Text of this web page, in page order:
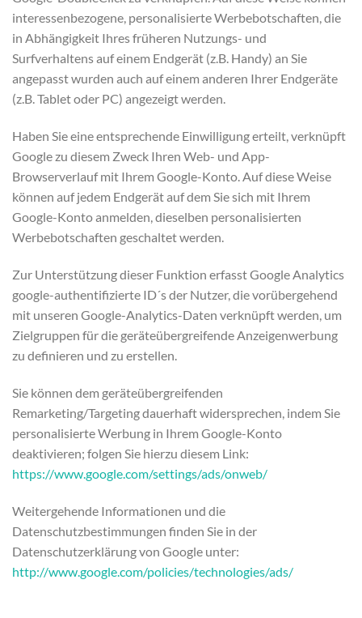
interessenbezogene, personalisierte Werbebotschaften, die
in Abhängigkeit Ihres früheren Nutzungs- und
Surfverhaltens auf einem Endgerät (z.B. Handy) an Sie
angepasst wurden auch auf einem anderen Ihrer Endgeräte
(z.B. Tablet oder PC) angezeigt werden.
Haben Sie eine entsprechende Einwilligung erteilt, verknüpft
Google zu diesem Zweck Ihren Web- und App-
Browserverlauf mit Ihrem Google-Konto. Auf diese Weise
können auf jedem Endgerät auf dem Sie sich mit Ihrem
Google-Konto anmelden, dieselben personalisierten
Werbebotschaften geschaltet werden.
Zur Unterstützung dieser Funktion erfasst Google Analytics
google-authentifizierte ID´s der Nutzer, die vorübergehend
mit unseren Google-Analytics-Daten verknüpft werden, um
Zielgruppen für die geräteübergreifende Anzeigenwerbung
zu definieren und zu erstellen.
Sie können dem geräteübergreifenden
Remarketing/Targeting dauerhaft widersprechen, indem Sie
personalisierte Werbung in Ihrem Google-Konto
deaktivieren; folgen Sie hierzu diesem Link:
https://www.google.com/settings/ads/onweb/
Weitergehende Informationen und die
Datenschutzbestimmungen finden Sie in der
Datenschutzerklärung von Google unter:
http://www.google.com/policies/technologies/ads/